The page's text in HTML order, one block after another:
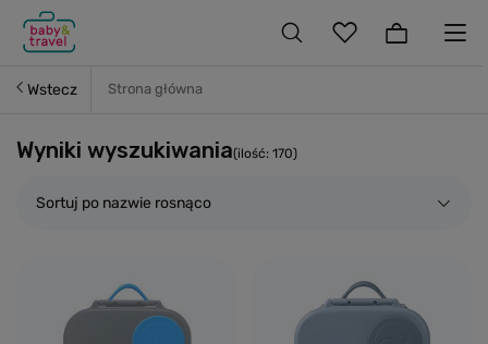
Wstecz Strona główna
Wyniki wyszukiwania(ilość: 170)
Sortuj po nazwie rosnąco